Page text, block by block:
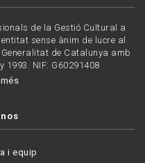
de la Gestió Cultural a
sense ànim de lucre al
de Catalunya amb
1993. NIF: G60291408
i equip